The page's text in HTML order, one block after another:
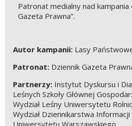
Patronat medialny nad kampania
Gazeta Prawna”.
Autor kampanii: Lasy
Patronat: Dziennik Gazeta
Partnerzy: Instytut Dyskursu i
Leśnych Szkoły Głównej
Wydział Leśny Uniwersytetu
Wydział Dziennikarstwa Informacji
Uniwersytetu Warszawskiego